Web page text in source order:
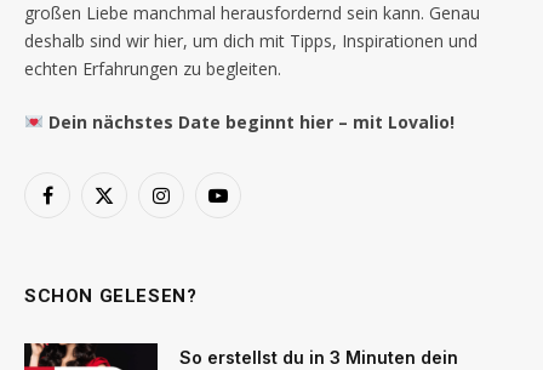
großen Liebe manchmal herausfordernd sein kann. Genau
deshalb sind wir hier, um dich mit Tipps, Inspirationen und
echten Erfahrungen zu begleiten.
Dein nächstes Date beginnt hier – mit Lovalio!
Facebook
X
InstagramYouTube
SCHON GELESEN?
So erstellst du in 3 Minuten dein